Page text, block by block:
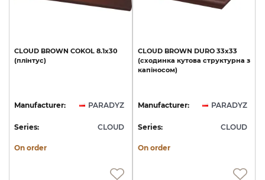
CLOUD BROWN COKOL 8.1х30
(плінтус)
Manufacturer: PARADYZ
Series: CLOUD
On order
CLOUD BROWN DURO 33х33
(сходинка кутова структурна з
капіносом)
Manufacturer: PARADYZ
Series: CLOUD
On order